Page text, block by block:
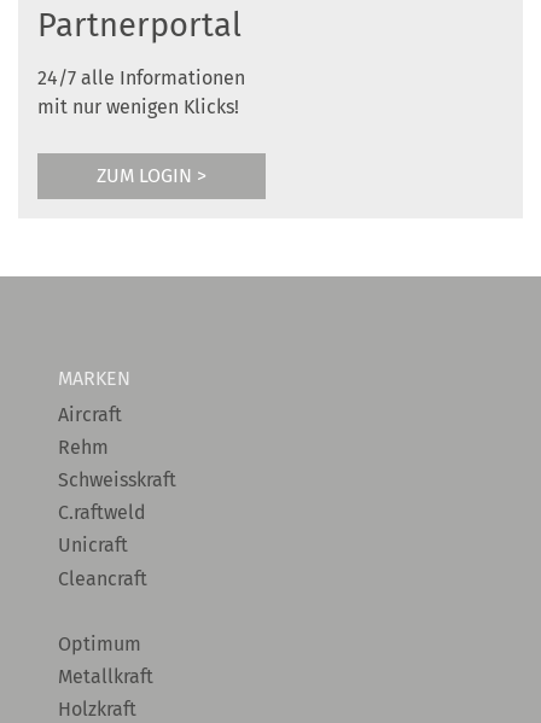
Partnerportal
24/7 alle Informationen
mit nur wenigen Klicks!
ZUM LOGIN >
MARKEN
Aircraft
Rehm
Schweisskraft
C.raftweld
Unicraft
Cleancraft
Optimum
Metallkraft
Holzkraft